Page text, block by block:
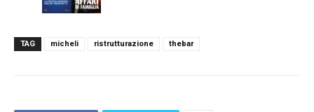
TAG micheli ristrutturazione thebar